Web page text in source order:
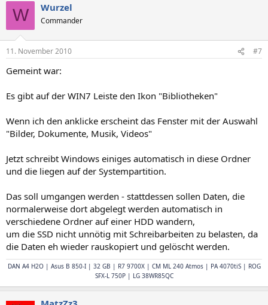
W Wurzel
Commander
11. November 2010 #7
Gemeint war:
Es gibt auf der WIN7 Leiste den Ikon "Bibliotheken"
Wenn ich den anklicke erscheint das Fenster mit der Auswahl
"Bilder, Dokumente, Musik, Videos"
Jetzt schreibt Windows einiges automatisch in diese Ordner
und die liegen auf der Systempartition.
Das soll umgangen werden - stattdessen sollen Daten, die
normalerweise dort abgelegt werden automatisch in
verschiedene Ordner auf einer HDD wandern,
um die SSD nicht unnötig mit Schreibarbeiten zu belasten, da
die Daten eh wieder rauskopiert und gelöscht werden.
DAN A4 H2O | Asus B 850-I | 32 GB | R7 9700X | CM ML 240 Atmos | PA 4070tiS | ROG
SFX-L 750P | LG 38WR85QC